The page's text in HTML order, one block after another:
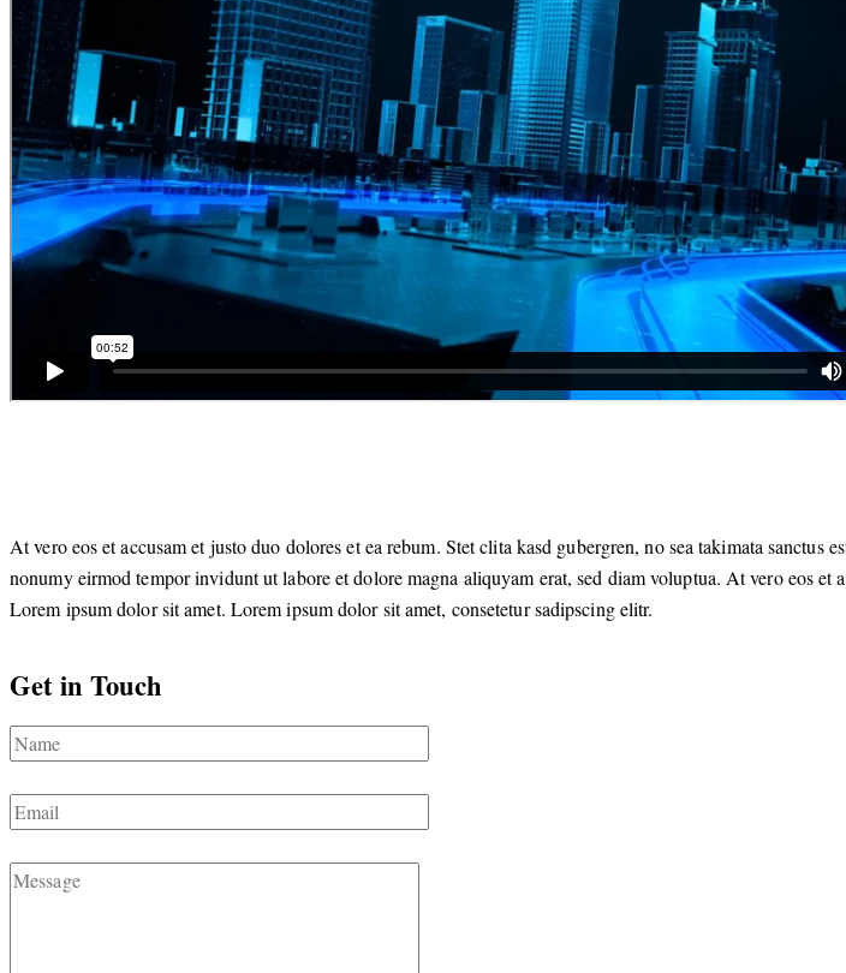
At vero eos et accusam et justo duo dolores et ea rebum. Stet clita kasd gubergren, no sea takimata
nonumy eirmod tempor invidunt ut labore et dolore magna aliquyam erat, sed diam voluptua. At vero eos et
Lorem ipsum dolor sit amet. Lorem ipsum dolor sit amet, consetetur sadipscing elitr.
Get in Touch